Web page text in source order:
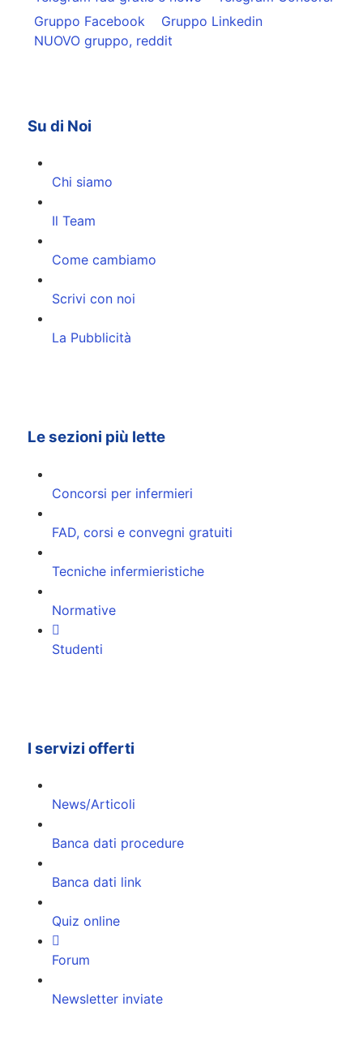
Gruppo Facebook
Gruppo Linkedin
NUOVO gruppo, reddit
Su di Noi
Chi siamo
Il Team
Come cambiamo
Scrivi con noi
La Pubblicità
Le sezioni più lette
Concorsi per infermieri
FAD, corsi e convegni gratuiti
Tecniche infermieristiche
Normative
Studenti
I servizi offerti
News/Articoli
Banca dati procedure
Banca dati link
Quiz online
Forum
Newsletter inviate